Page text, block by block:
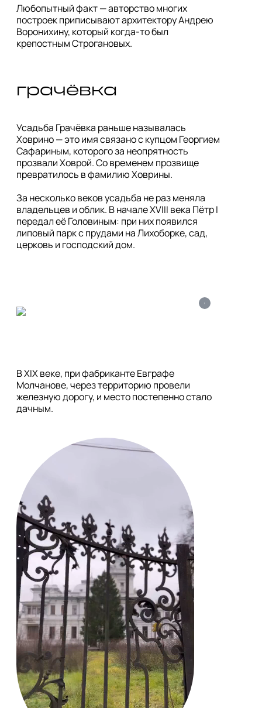
Любопытный факт — авторство многих
построек приписывают архитектору Андрею
Воронихину, который когда-то был
крепостным Строгановых.
грачёвка
Усадьба Грачёвка раньше называлась
Ховрино — это имя связано с купцом Георгием
Сафариным, которого за неопрятность
прозвали Ховрой. Со временем прозвище
превратилось в фамилию Ховрины.
За несколько веков усадьба не раз меняла
владельцев и облик. В начале XVIII века Пётр I
передал её Головиным: при них появился
липовый парк с прудами на Лихоборке, сад,
церковь и господский дом.
i
В XIX веке, при фабриканте Евграфе
Молчанове, через территорию провели
железную дорогу, и место постепенно стало
дачным.